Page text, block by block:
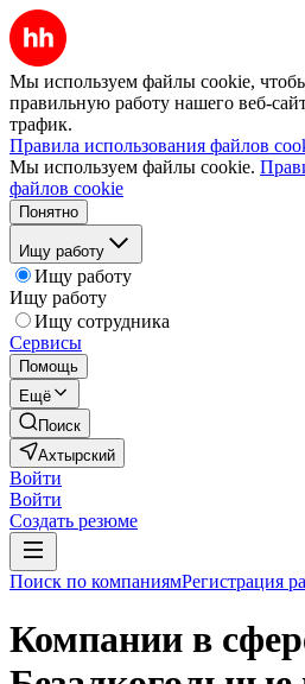
Мы используем файлы cookie,
правильную работу нашего веб-
трафик.
Правила использования файлов
Мы используем файлы cookie.
файлов cookie
Понятно
Ищу работу
Ищу работу
Ищу работу
Ищу сотрудника
Сервисы
Помощь
Ещё
Поиск
Ахтырский
Войти
Войти
Создать резюме
Поиск по компаниямРегистрация
Компании в